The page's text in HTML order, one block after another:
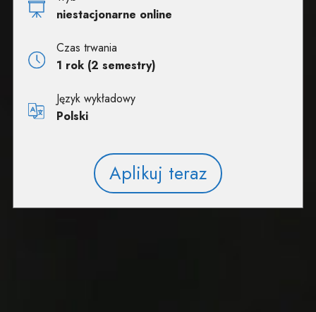
niestacjonarne online
Czas trwania
1 rok (2 semestry)
Język wykładowy
Polski
Aplikuj teraz